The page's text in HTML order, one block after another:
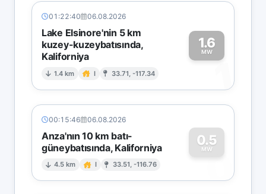
01:22:40 06.08.2026
Lake Elsinore'nin 5 km
kuzey-kuzeybatısında,
Kaliforniya
1.4 km I 33.71, -117.34
1.6
MW
1
00:15:46 06.08.2026
Anza'nın 10 km batı-
güneybatısında, Kaliforniya
4.5 km I 33.51, -116.76
0.5
MW
0